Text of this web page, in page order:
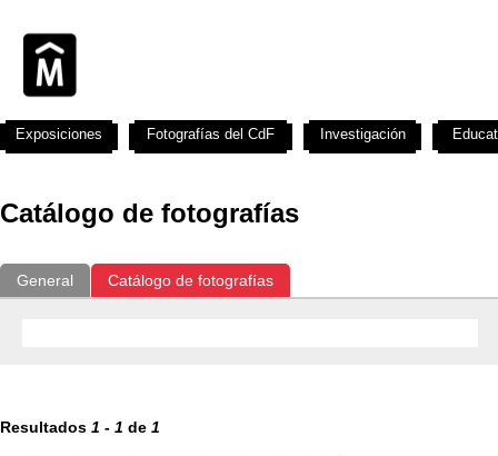
Catálogo de fotografías
General Catálogo de fotografías
Resultados 1 - 1 de 1
Exposiciones Fotografías del CdF Investigación